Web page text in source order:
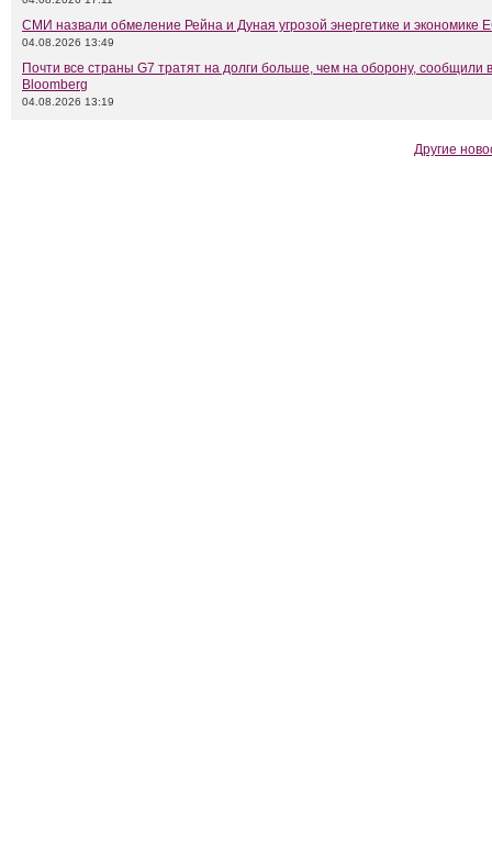
СМИ назвали обмеление Рейна и Дуная угрозой энергетике и экономике
04.08.2026 13:49
Почти все страны G7 тратят на долги больше, чем на оборону, сообщили в
Bloomberg
04.08.2026 13:19
Другие